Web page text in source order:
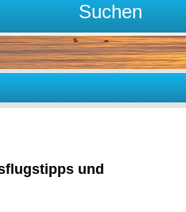
Suchen
und